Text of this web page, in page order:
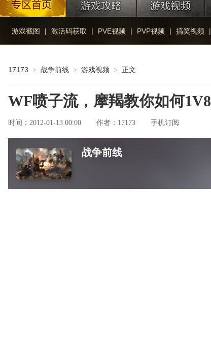
游戏截图 | 激活码获取 | PVE视频 | PVP视频 | 搞笑视频 |
17173 > 战争前线 > 游戏视频 > 正文
WF喷子流，摩羯教你如何1V8
时间：2012-01-13 00:00 作者： 17173 手机订阅
战争前线